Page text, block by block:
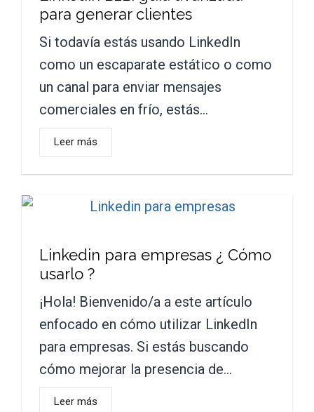
para generar clientes
Si todavía estás usando LinkedIn
como un escaparate estático o como
un canal para enviar mensajes
comerciales en frío, estás…
Leer más
Linkedin para empresas ¿ Cómo
usarlo ?
¡Hola! Bienvenido/a a este artículo
enfocado en cómo utilizar LinkedIn
para empresas. Si estás buscando
cómo mejorar la presencia de…
Leer más